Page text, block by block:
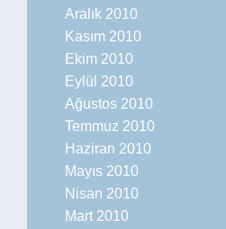
Aralık 2010
Kasım 2010
Ekim 2010
Eylül 2010
Ağustos 2010
Temmuz 2010
Haziran 2010
Mayıs 2010
Nisan 2010
Mart 2010